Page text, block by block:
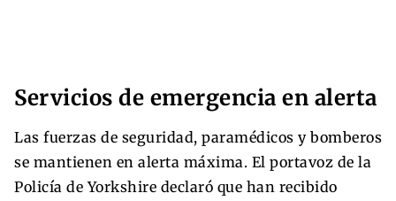
Servicios de emergencia en alerta
Las fuerzas de seguridad, paramédicos y bomberos
se mantienen en alerta máxima. El portavoz de la
Policía de Yorkshire declaró que han recibido